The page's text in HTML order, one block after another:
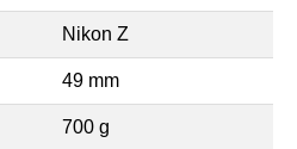
Nikon Z
49 mm
700 g